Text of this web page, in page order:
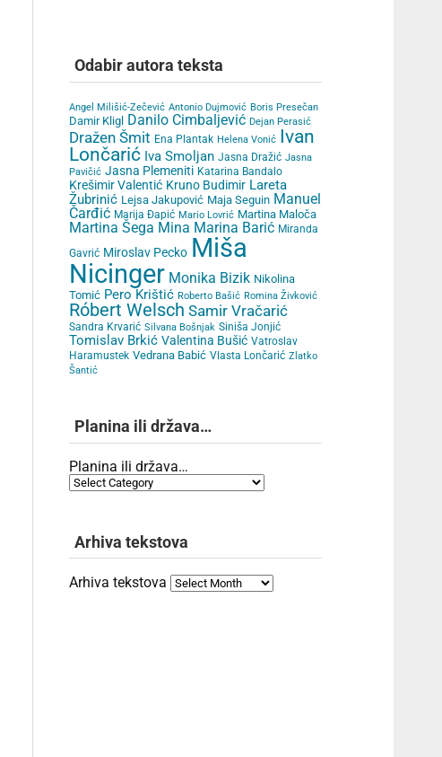
Odabir autora teksta
Angel Milišić-Zečević Antonio Dujmović Boris Presečan
Damir Kligl Danilo Cimbaljević Dejan Perasić
Dražen Šmit Ena Plantak Helena Vonić Ivan
Lončarić Iva Smoljan Jasna Dražić Jasna
Pavičić Jasna Plemeniti Katarina Bandalo
Krešimir Valentić Kruno Budimir Lareta
Žubrinić Lejsa Jakupović Maja Seguin Manuel
Čarđić Marija Đapić Mario Lovrić Martina Maloča
Martina Šega Mina Marina Barić Miranda
Gavrić Miroslav Pecko Miša
Nicinger Monika Bizik Nikolina
Tomić Pero Krištić Roberto Bašić Romina Živković
Róbert Welsch Samir Vračarić
Sandra Krvarić Silvana Bošnjak Siniša Jonjić
Tomislav Brkić Valentina Bušić Vatroslav
Haramustek Vedrana Babić Vlasta Lončarić Zlatko
Šantić
Planina ili država…
Planina ili država…
Arhiva tekstova
Arhiva tekstova